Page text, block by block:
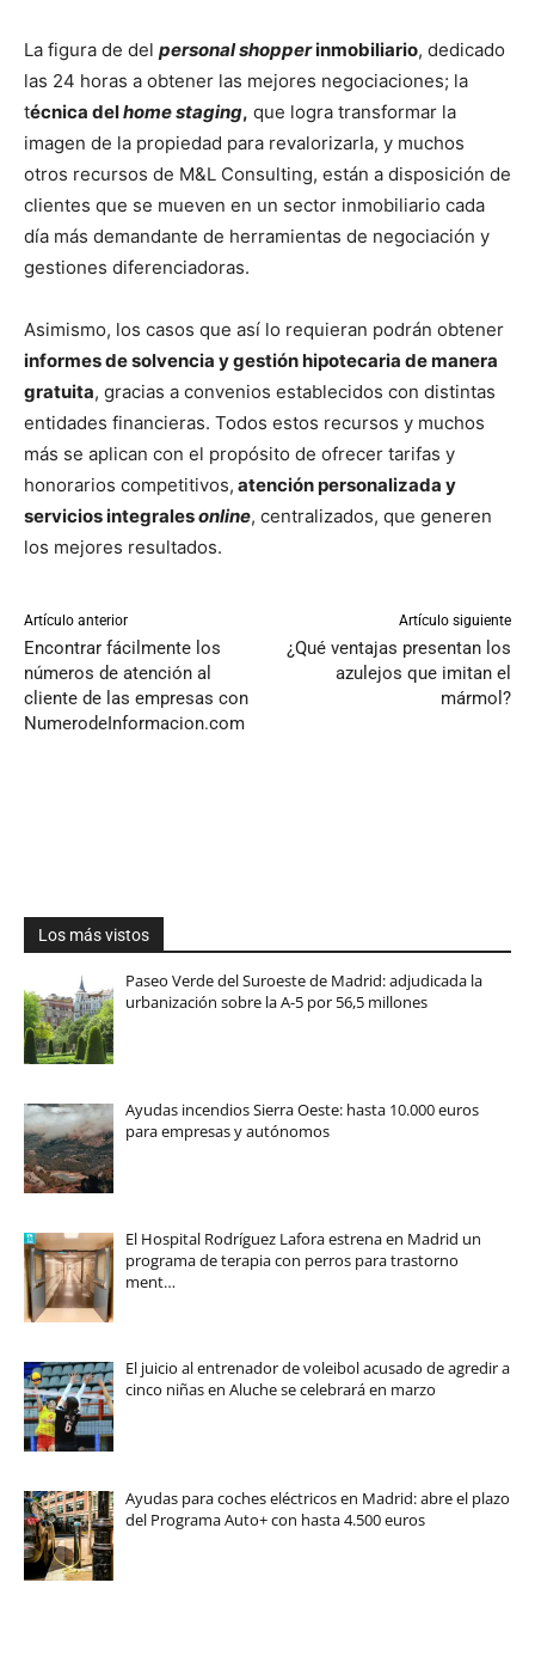
La figura de del personal shopperinmobiliario, dedicado
las 24 horas a obtener las mejores negociaciones; la
técnica delhome staging, que logra transformar la
imagen de la propiedad para revalorizarla, y muchos
otros recursos de M&L Consulting, están a disposición de
clientes que se mueven en un sector inmobiliario cada
día más demandante de herramientas de negociación y
gestiones diferenciadoras.
Asimismo, los casos que así lo requieran podrán obtener
informes de solvencia y gestión hipotecaria de manera
gratuita, gracias a convenios establecidos con distintas
entidades financieras. Todos estos recursos y muchos
más se aplican con el propósito de ofrecer tarifas y
honorarios competitivos, atención personalizada y
servicios integralesonline, centralizados, que generen
los mejores resultados.
Artículo anterior
Encontrar fácilmente los
números de atención al
cliente de las empresas con
NumerodeInformacion.com
Artículo siguiente
¿Qué ventajas presentan los
azulejos que imitan el
mármol?
Los más vistos
Paseo Verde del Suroeste de Madrid: adjudicada la
urbanización sobre la A-5 por 56,5 millones
Ayudas incendios Sierra Oeste: hasta 10.000 euros
para empresas y autónomos
El Hospital Rodríguez Lafora estrena en Madrid un
programa de terapia con perros para trastorno
ment…
El juicio al entrenador de voleibol acusado de agredir a
cinco niñas en Aluche se celebrará en marzo
Ayudas para coches eléctricos en Madrid: abre el plazo
del Programa Auto+ con hasta 4.500 euros